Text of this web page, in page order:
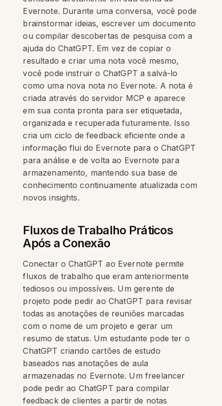
Evernote. Durante uma conversa, você pode
brainstormar ideias, escrever um documento
ou compilar descobertas de pesquisa com a
ajuda do ChatGPT. Em vez de copiar o
resultado e criar uma nota você mesmo,
você pode instruir o ChatGPT a salvá-lo
como uma nova nota no Evernote. A nota é
criada através do servidor MCP e aparece
em sua conta pronta para ser etiquetada,
organizada e recuperada futuramente. Isso
cria um ciclo de feedback eficiente onde a
informação flui do Evernote para o ChatGPT
para análise e de volta ao Evernote para
armazenamento, mantendo sua base de
conhecimento continuamente atualizada com
novos insights.
Fluxos de Trabalho Práticos
Após a Conexão
Conectar o ChatGPT ao Evernote permite
fluxos de trabalho que eram anteriormente
tediosos ou impossíveis. Um gerente de
projeto pode pedir ao ChatGPT para revisar
todas as anotações de reuniões marcadas
com o nome de um projeto e gerar um
resumo de status. Um estudante pode ter o
ChatGPT criando cartões de estudo
baseados nas anotações de aula
armazenadas no Evernote. Um freelancer
pode pedir ao ChatGPT para compilar
feedback de clientes a partir de notas